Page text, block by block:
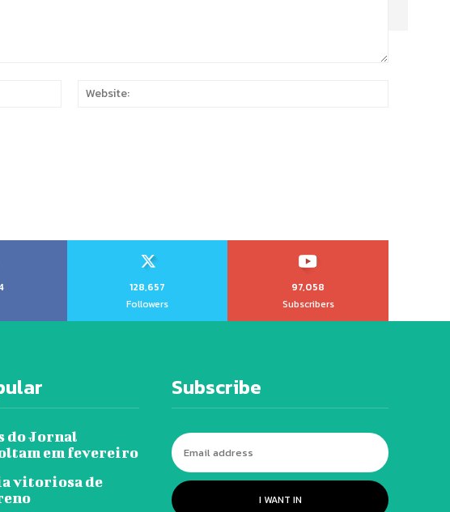
Email:
128,657
Followers
97,058
Subscribers
do Jornal
em fevereiro
vitoriosa de
Subscribe
I WANT IN